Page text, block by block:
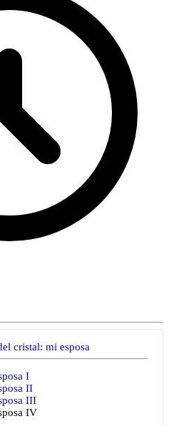
cristal: mi esposa
I
II
III
IV